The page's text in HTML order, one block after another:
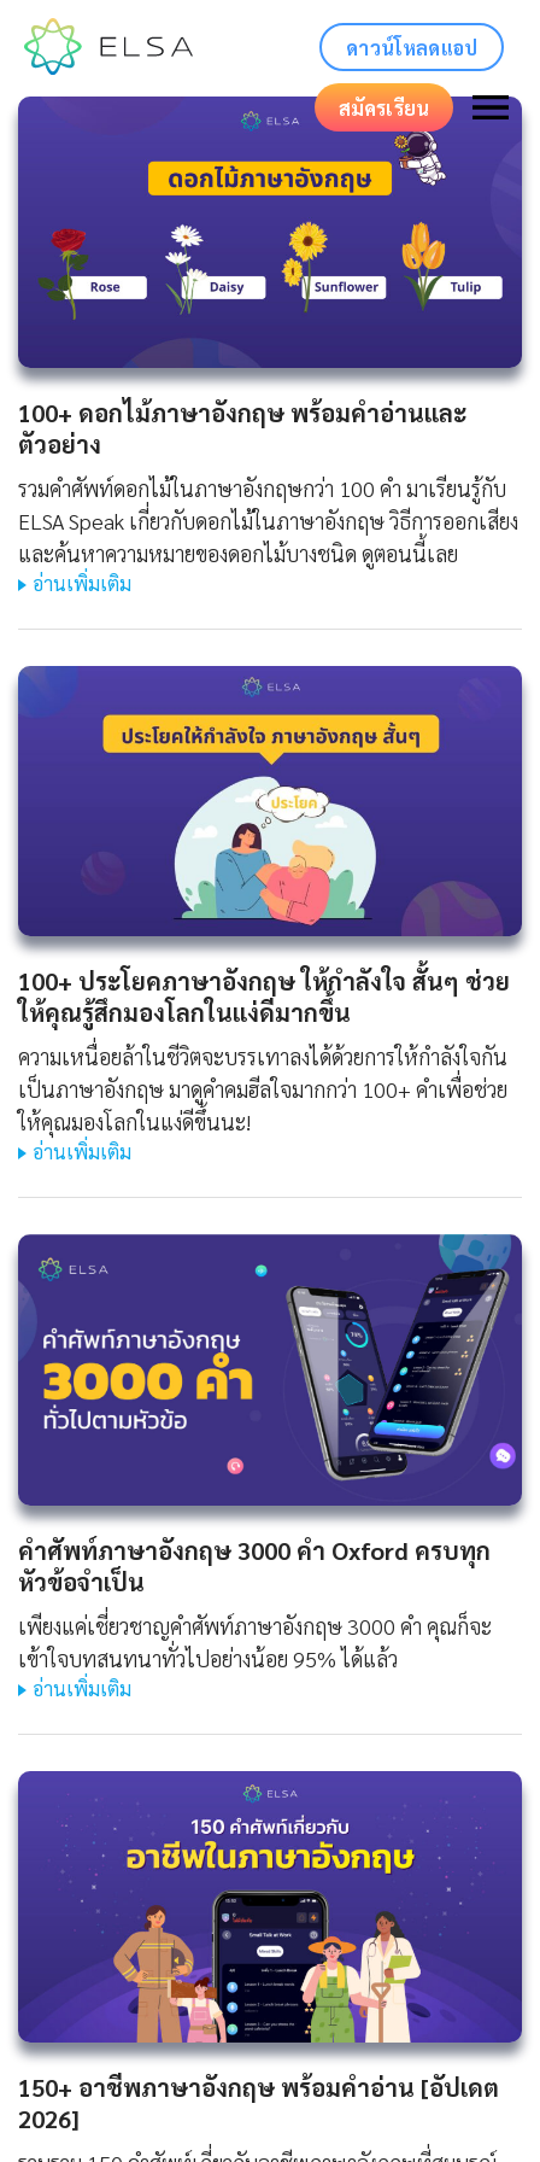
ดาวน์โหลดแอป
สมัครเรียน
100+ ดอกไม้ภาษาอังกฤษ พร้อมคำอ่านและ
ตัวอย่าง
รวมคำศัพท์ดอกไม้ในภาษาอังกฤษกว่า 100 คำ มาเรียนรู้กับ
ELSA Speak เกี่ยวกับดอกไม้ในภาษาอังกฤษ วิธีการออกเสียง
และค้นหาความหมายของดอกไม้บางชนิด ดูตอนนี้เลย
อ่านเพิ่มเติม
100+ ประโยคภาษาอังกฤษ ให้กําลังใจ สั้นๆ ช่วย
ให้คุณรู้สึกมองโลกในแง่ดีมากขึ้น
ความเหนื่อยล้าในชีวิตจะบรรเทาลงได้ด้วยการให้กำลังใจกัน
เป็นภาษาอังกฤษ มาดูคำคมฮีลใจมากกว่า 100+ คำเพื่อช่วย
ให้คุณมองโลกในแง่ดีขึ้นนะ!
อ่านเพิ่มเติม
คําศัพท์ภาษาอังกฤษ 3000 คํา Oxford ครบทุก
หัวข้อจำเป็น
เพียงแค่เชี่ยวชาญคำศัพท์ภาษาอังกฤษ 3000 คำ คุณก็จะ
เข้าใจบทสนทนาทั่วไปอย่างน้อย 95% ได้แล้ว
อ่านเพิ่มเติม
150+ อาชีพภาษาอังกฤษ พร้อมคำอ่าน [อัปเดต
2026]